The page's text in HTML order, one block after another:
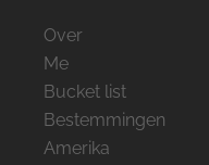
Over
Me
Bucket list
Bestemmingen
Amerika